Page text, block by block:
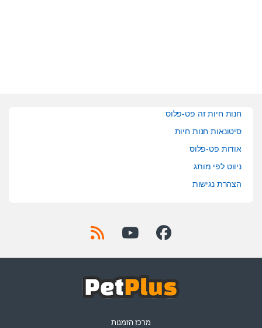
חנות חיות זה פט-פלוס
סיטונאות חנות חיות
אודות פט-פלוס
ניווט לפי מותג
הצהרת נגישות
מרכז הזמנות